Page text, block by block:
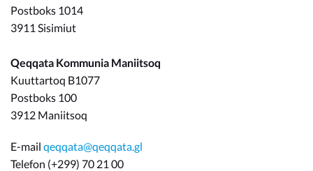
Postboks 1014
3911 Sisimiut
Qeqqata Kommunia Maniitsoq
Kuuttartoq B1077
Postboks 100
3912 Maniitsoq
E-mail qeqqata@qeqqata.gl
Telefon (+299) 70 21 00